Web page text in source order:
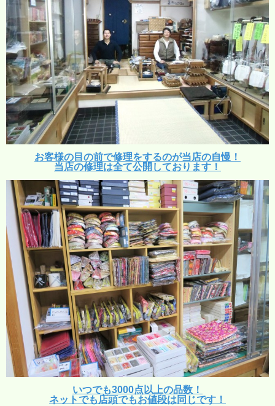
お客様の目の前で修理をするのが当店の自慢！
当店の修理は全て公開しております！
いつでも3000点以上の品数！
ネットでも店頭でもお値段は同じです！